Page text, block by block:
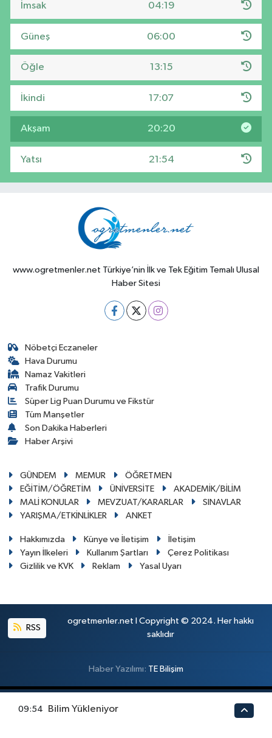
İmsak 04:19
Güneş 06:00
Öğle 13:15
İkindi 17:07
Akşam 20:20
Yatsı 21:54
www.ogretmenler.net Türkiye’nin İlk ve Tek Eğitim Temalı Ulusal
Haber Sitesi
Nöbetçi Eczaneler
Hava Durumu
Namaz Vakitleri
Trafik Durumu
Süper Lig Puan Durumu ve Fikstür
Tüm Manşetler
Son Dakika Haberleri
Haber Arşivi
GÜNDEM MEMUR
ÖĞRETMEN
EĞİTİM/ÖĞRETİM
ÜNİVERSİTE
AKADEMİK/BİLİM
MALİ KONULAR
MEVZUAT/KARARLAR
SINAVLAR
YARIŞMA/ETKİNLİKLER
ANKET
Hakkımızda Künye ve İletişim
İletişim
Yayın İlkeleri
Kullanım Şartları
Çerez Politikası
Gizlilik ve KVK
Reklam Yasal Uyarı
RSS
ogretmenler.net I Copyright © 2024. Her hakkı
saklıdır
Haber Yazılımı: TE Bilişim
En iyi site deneyimi sağlamak için çerezlerden
faydalanıyoruz. Detaylar için lütfen tıklayın.
09:54 Bilim Yükleniyor